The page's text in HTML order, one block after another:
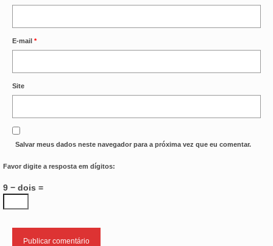
TECNOLOGIA DA INFORMAÇÃO
E-mail *
Site
Salvar meus dados neste navegador para a próxima vez que eu comentar.
Favor digite a resposta em dígitos:
9 − dois =